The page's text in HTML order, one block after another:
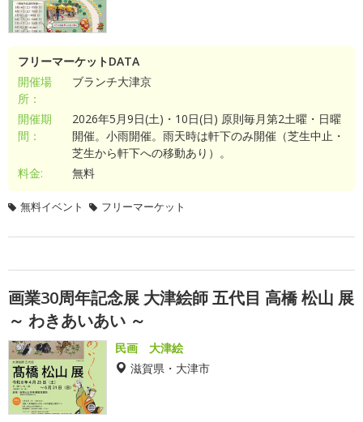
フリーマーケットDATA
開催場
所：
ブランチ大津京
開催期
間：
2026年5月9日(土)・10日(日) 原則毎月第2土曜・日曜
開催。小雨開催。雨天時は軒下のみ開催（芝生中止・
芝生から軒下への移動あり）。
料金:
無料
無料イベント フリーマーケット
画業30周年記念展 大津絵師 五代目 高橋 松山 展
～ わきあいあい ～
民画 大津絵
滋賀県・大津市